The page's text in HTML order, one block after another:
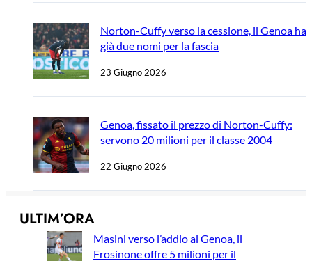
Norton-Cuffy verso la cessione, il Genoa ha
già due nomi per la fascia
23 Giugno 2026
Genoa, fissato il prezzo di Norton-Cuffy:
servono 20 milioni per il classe 2004
22 Giugno 2026
ULTIM’ORA
Masini verso l’addio al Genoa, il
Frosinone offre 5 milioni per il